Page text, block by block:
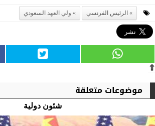
الرئيس الفرنسي ولي العهد السعودي
⇧
موضوعات متعلقة
شئون دولية